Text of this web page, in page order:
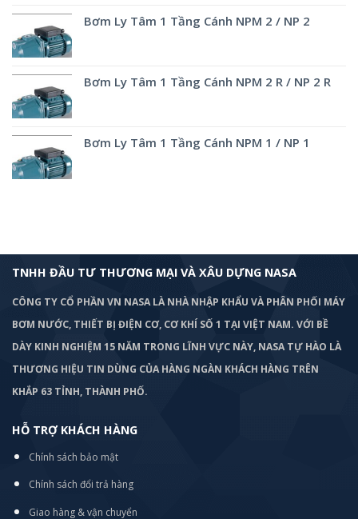
Bơm Ly Tâm 1 Tầng Cánh NPM 2 / NP 2
Bơm Ly Tâm 1 Tầng Cánh NPM 2 R / NP 2 R
Bơm Ly Tâm 1 Tầng Cánh NPM 1 / NP 1
TNHH ĐẦU TƯ THƯƠNG MẠI VÀ XÂU DỰNG NASA
CÔNG TY CỔ PHẦN VN NASA LÀ NHÀ NHẬP KHẨU VÀ PHÂN PHỐI MÁY
BƠM NƯỚC, THIẾT BỊ ĐIỆN CƠ, CƠ KHÍ SỐ 1 TẠI VIỆT NAM. VỚI BỀ
DÀY KINH NGHIỆM 15 NĂM TRONG LĨNH VỰC NÀY, NASA TỰ HÀO LÀ
THƯƠNG HIỆU TIN DÙNG CỦA HÀNG NGÀN KHÁCH HÀNG TRÊN
KHẮP 63 TỈNH, THÀNH PHỐ.
HỖ TRỢ KHÁCH HÀNG
Chính sách bảo mật
Chính sách đổi trả hàng
Giao hàng & vận chuyển